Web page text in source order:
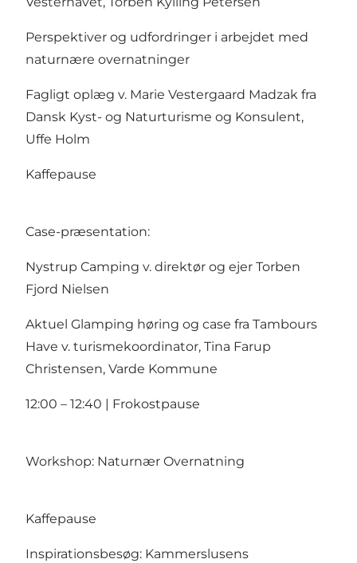
Perspektiver og udfordringer i arbejdet med
naturnære overnatninger
Fagligt oplæg v. Marie Vestergaard Madzak fra
Dansk Kyst- og Naturturisme og Konsulent,
Uffe Holm
Kaffepause
Case-præsentation:
Nystrup Camping v. direktør og ejer Torben
Fjord Nielsen
Aktuel Glamping høring og case fra Tambours
Have v. turismekoordinator, Tina Farup
Christensen, Varde Kommune
12:00 – 12:40 | Frokostpause
Workshop: Naturnær Overnatning
Kaffepause
Inspirationsbesøg: Kammerslusens